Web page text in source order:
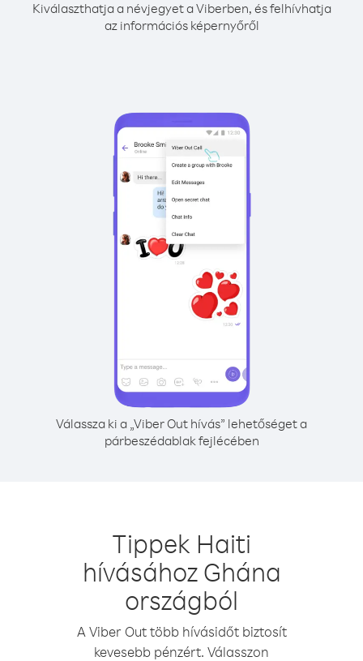
Kiválaszthatja a névjegyet a Viberben, és felhívhatja
az információs képernyőről
Válassza ki a „Viber Out hívás” lehetőséget a
párbeszédablak fejlécében
Tippek Haiti
hívásához Ghána
országból
A Viber Out több hívásidőt biztosít
kevesebb pénzért. Válasszon